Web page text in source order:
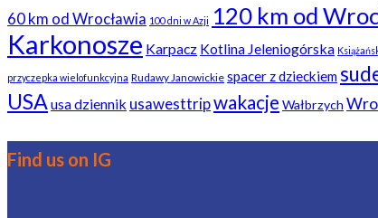
60 km od Wrocławia 100 dni w Azji 120 km od
Karkonosze Karpacz Kotlina Jeleniogórska
przyczepka wielofunkcyjna Rudawy Janowickie spacer z dzieckiem
USAusa dziennik usawesttripwakacje Wałbrzych
Find us on IG